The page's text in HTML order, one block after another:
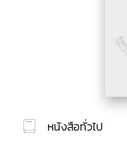
หนังสือทั่วไป